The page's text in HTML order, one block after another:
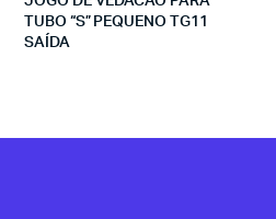
TUBO “S” PEQUENO TG11
SAÍDA